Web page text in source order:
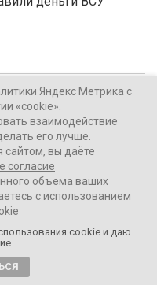
– НАШ!
Яндекс Метрика с
«cookie».
взаимодействие
его лучше.
сайтом, вы даёте
согласие
объема ваших
с использованием
cookie и даю